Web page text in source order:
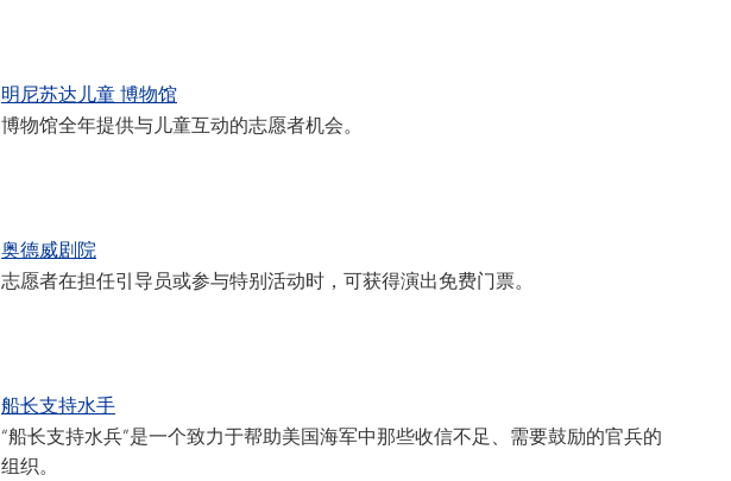
明尼苏达儿童博物馆
博物馆全年提供与儿童互动的志愿者机会。
奥德威剧院
志愿者在担任引导员或参与特别活动时，可获得演出免费门票。
船长支持水手
“船长支持水兵”是一个致力于帮助美国海军中那些收信不足、需要鼓励的官兵的
组织。